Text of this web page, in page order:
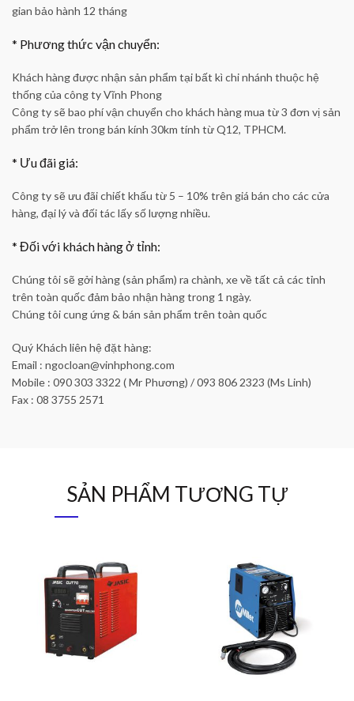
gian bảo hành 12 tháng
* Phương thức vận chuyển:
Khách hàng được nhận sản phẩm tại bất kì chi nhánh thuộc hệ
thống của công ty Vĩnh Phong
Công ty sẽ bao phí vận chuyển cho khách hàng mua từ 3 đơn vị sản
phẩm trở lên trong bán kính 30km tính từ Q12, TPHCM.
* Ưu đãi giá:
Công ty sẽ ưu đãi chiết khấu từ 5 – 10% trên giá bán cho các cửa
hàng, đại lý và đối tác lấy số lượng nhiều.
* Đối với khách hàng ở tỉnh:
Chúng tôi sẽ gởi hàng (sản phẩm) ra chành, xe về tất cả các tỉnh
trên toàn quốc đảm bảo nhận hàng trong 1 ngày.
Chúng tôi cung ứng & bán sản phẩm trên toàn quốc
Quý Khách liên hệ đặt hàng:
Email : ngocloan@vinhphong.com
Mobile : 090 303 3322 ( Mr Phương) / 093 806 2323 (Ms Linh)
Fax : 08 3755 2571
SẢN PHẨM TƯƠNG TỰ